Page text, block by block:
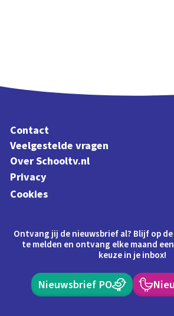
Contact
Veelgestelde vragen
Over Schooltv.nl
Privacy
Cookies
Ontvang jij de nieuwsbrief al? Blijf op
te melden en ontvang elke maand
keuze in je inbox!
Nieuwsbrief PO